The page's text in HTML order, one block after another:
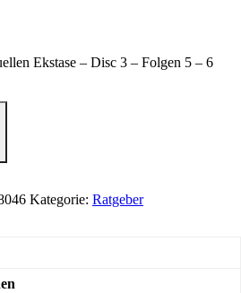
Ekstase – Disc 3 – Folgen 5 – 6
Kategorie: Ratgeber